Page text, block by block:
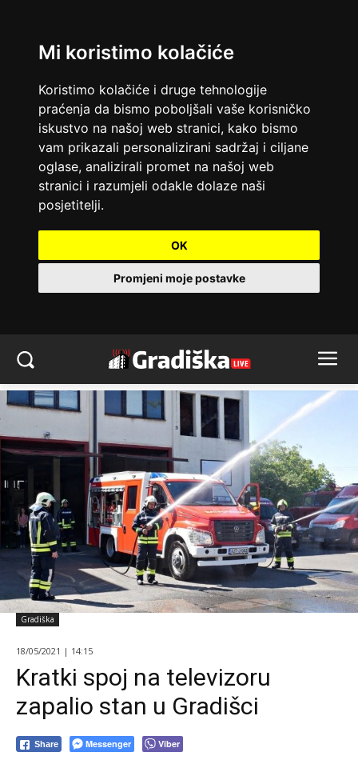
Mi koristimo kolačiće
Koristimo kolačiće i druge tehnologije
praćenja da bismo poboljšali vaše korisničko
iskustvo na našoj web stranici, kako bismo
vam prikazali personalizirani sadržaj i ciljane
oglase, analizirali promet na našoj web
stranici i razumjeli odakle dolaze naši
posjetitelji.
OK
Promjeni moje postavke
Gradiška
18/05/2021 | 14:15
Kratki spoj na televizoru
zapalio stan u Gradišci
Share Messenger Viber